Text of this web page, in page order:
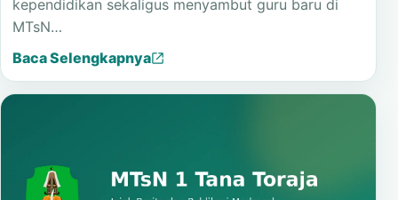
Rapat koordinasi awal Tahun Ajaran 2026/2027
kependidikan sekaligus menyambut guru baru di
MTsN…